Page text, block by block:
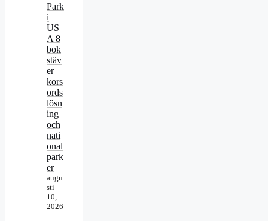
Park
i
US
A 8
bok
stäv
er –
kors
ords
lösn
ing
och
nati
onal
park
er
augu
sti
10,
2026